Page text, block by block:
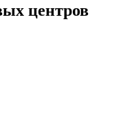
центров